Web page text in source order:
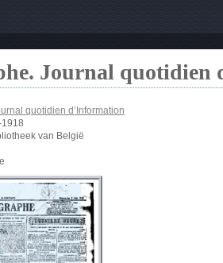
Journal quotidien
quotidien d’Information
van België